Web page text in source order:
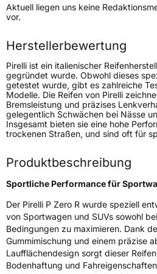
Lastindex95
Höchstlast690 kg
Gewicht (in kg)
11,366 kg
Generelle Merkmale
FahrzeugtypPKW
VerwendungSommerreifen
FahrzeugartPKW & SUV
Weitere Eigenschaften
Schlauchtyp TL
ZustandNeureifen
Aktuell liegen uns keine
vor.
Herstellerbewertung
Pirelli ist ein italienischer
gegründet wurde. Obwohl dieses
getestet wurde, gibt es zahlreiche
Modelle. Die Reifen von Pirelli
Bremsleistung und präzises
gelegentlich Schwächen bei Nässe
Insgesamt bieten sie eine hohe
trockenen Straßen, und sind oft für
Produktbeschreibung
Sportliche Performance für
Der Pirelli P Zero R wurde speziell
von Sportwagen und SUVs sowohl
Bedingungen zu maximieren. Dank
Gummimischung und einem präzise
Laufflächendesign sorgt dieser
Bodenhaftung und